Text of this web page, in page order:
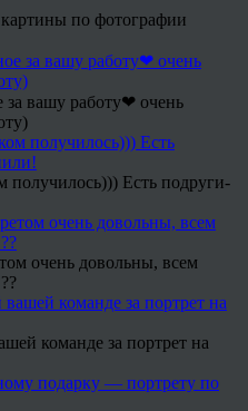
по фотографии
за вашу работу❤ очень
получилось))) Есть подруги-
очень довольны, всем
команде за портрет на